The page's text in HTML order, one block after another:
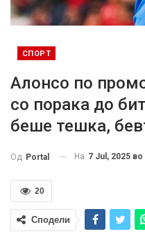
СПОРТ
Алонсо по
со порака до
беше тешка,
Од Portal На 7 Jul, 2025 во
20
Сподели